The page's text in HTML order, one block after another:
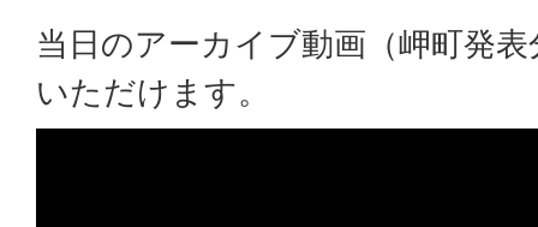
当日のアーカイブ動画（岬町発
いただけます。